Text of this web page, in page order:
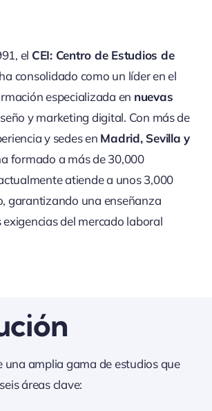
el CEI: Centro de Estudios de
consolidado como un líder en el
especializada en nuevas
y marketing digital. Con más de
y sedes en Madrid, Sevilla y
formado a más de 30,000
atiende a unos 3,000
garantizando una enseñanza
del mercado laboral
una amplia gama de estudios que
áreas clave: